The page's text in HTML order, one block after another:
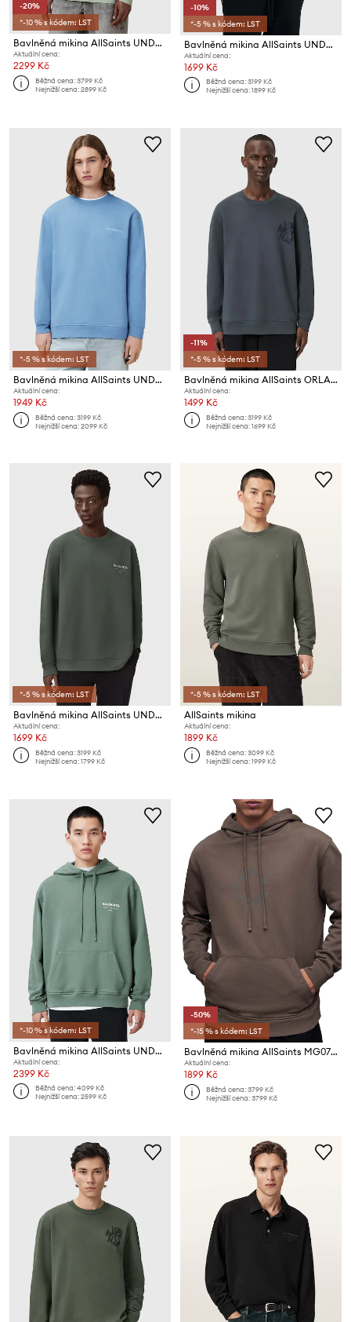
-20%
*-10 % s kódem: LST
Bavlněná mikina AllSaints UNDERGROUND
Aktuální cena:
2299 Kč
Běžná cena:3799 Kč
Nejnižší cena:2899 Kč
-10%
*-5 % s kódem: LST
Bavlněná mikina AllSaints UNDERGROUND
Aktuální cena:
1699 Kč
Běžná cena:3199 Kč
Nejnižší cena:1899 Kč
*-5 % s kódem: LST
Bavlněná mikina AllSaints UNDERGROUND
Aktuální cena:
1949 Kč
Běžná cena:3199 Kč
Nejnižší cena:2099 Kč
-11%
*-5 % s kódem: LST
Bavlněná mikina AllSaints ORLANDO
Aktuální cena:
1499 Kč
Běžná cena:3199 Kč
Nejnižší cena:1699 Kč
*-5 % s kódem: LST
Bavlněná mikina AllSaints UNDERGROUND
Aktuální cena:
1699 Kč
Běžná cena:3199 Kč
Nejnižší cena:1799 Kč
*-5 % s kódem: LST
AllSaints mikina
Aktuální cena:
1899 Kč
Běžná cena:3099 Kč
Nejnižší cena:1999 Kč
*-10 % s kódem: LST
Bavlněná mikina AllSaints UNDERGROUND
Aktuální cena:
2399 Kč
Běžná cena:4099 Kč
Nejnižší cena:2599 Kč
-50%
*-15 % s kódem: LST
Bavlněná mikina AllSaints MG079Z TIERRA OTH HOODY
Aktuální cena:
1899 Kč
Běžná cena:3799 Kč
Nejnižší cena:3799 Kč